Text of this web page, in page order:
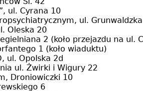
ul. Cyrana 10
ul.
Oleska 20
2 (koło przejazdu na ul.
1 (koło wiaduktu)
ul. Opolska 2d
ul. Żwirki i Wigury 22
Droniowiczki 10
6